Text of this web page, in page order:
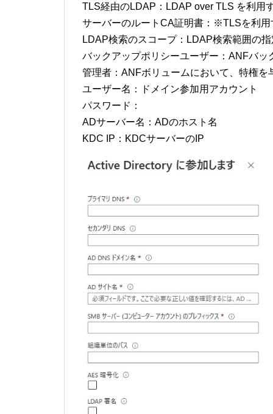
TLS経由のLDAP：LDAP over TLS を利用
サーバーのルートCA証明書：※TLSを利用
LDAP検索のスコープ：LDAP検索範囲の指
バックアップポリシーユーザー：ANFバ
管理者：ANFボリュームにおいて、特権を
ユーザー名：ドメイン参加用アカウント
パスワード：
ADサーバー名：ADのホスト名
KDC IP：KDCサーバーのIP